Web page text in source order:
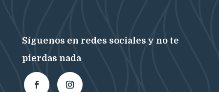
Síguenos en redes sociales y no te
pierdas nada